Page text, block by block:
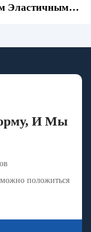
Эластичным
И Мы
положиться